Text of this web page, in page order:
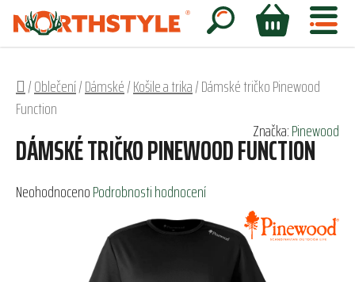
Přejít
obsah
Hledat
NÁKUPNÍ
Domů
/Oblečení/Dámské/Košile a trika/Dámské tričko Pinewood
Function
DÁMSKÉ TRIČKO PINEWOOD FUNCTION
Průměrné
NeohodnocenoPodrobnosti hodnocení
Značka:Pinewood